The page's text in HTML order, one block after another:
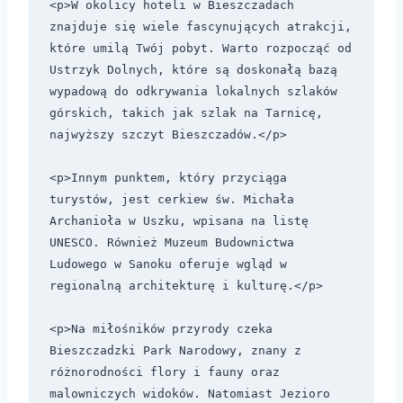
<p>W okolicy hoteli w Bieszczadach
znajduje się wiele fascynujących atrakcji,
które umilą Twój pobyt. Warto rozpocząć od
Ustrzyk Dolnych, które są doskonałą bazą
wypadową do odkrywania lokalnych szlaków
górskich, takich jak szlak na Tarnicę,
najwyższy szczyt Bieszczadów.</p>
<p>Innym punktem, który przyciąga
turystów, jest cerkiew św. Michała
Archanioła w Uszku, wpisana na listę
UNESCO. Również Muzeum Budownictwa
Ludowego w Sanoku oferuje wgląd w
regionalną architekturę i kulturę.</p>
<p>Na miłośników przyrody czeka
Bieszczadzki Park Narodowy, znany z
różnorodności flory i fauny oraz
malowniczych widoków. Natomiast Jezioro